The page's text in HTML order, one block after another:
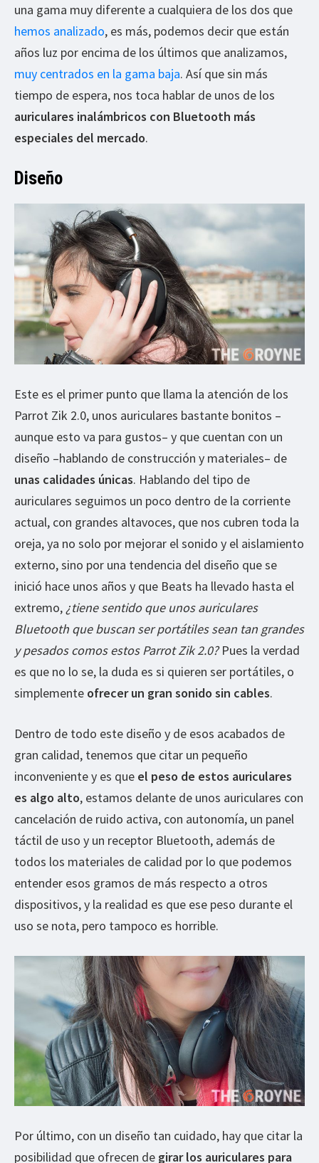
una gama muy diferente a cualquiera de los dos que
hemos analizado, es más, podemos decir que están
años luz por encima de los últimos que analizamos,
muy centrados en la gama baja. Así que sin más
tiempo de espera, nos toca hablar de unos de los
auriculares inalámbricos con Bluetooth más
especiales del mercado.
Diseño
Este es el primer punto que llama la atención de los
Parrot Zik 2.0, unos auriculares bastante bonitos –
aunque esto va para gustos– y que cuentan con un
diseño –hablando de construcción y materiales– de
unas calidades únicas. Hablando del tipo de
auriculares seguimos un poco dentro de la corriente
actual, con grandes altavoces, que nos cubren toda la
oreja, ya no solo por mejorar el sonido y el aislamiento
externo, sino por una tendencia del diseño que se
inició hace unos años y que Beats ha llevado hasta el
extremo, ¿tiene sentido que unos auriculares
Bluetooth que buscan ser portátiles sean tan grandes
y pesados comos estos Parrot Zik 2.0?Pues la verdad
es que no lo se, la duda es si quieren ser portátiles, o
simplemente ofrecer un gran sonido sin cables.
Dentro de todo este diseño y de esos acabados de
gran calidad, tenemos que citar un pequeño
inconveniente y es que el peso de estos auriculares
es algo alto, estamos delante de unos auriculares con
cancelación de ruido activa, con autonomía, un panel
táctil de uso y un receptor Bluetooth, además de
todos los materiales de calidad por lo que podemos
entender esos gramos de más respecto a otros
dispositivos, y la realidad es que ese peso durante el
uso se nota, pero tampoco es horrible.
Por último, con un diseño tan cuidado, hay que citar la
posibilidad que ofrecen de girar los auriculares para